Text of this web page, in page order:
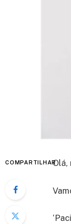
COMPARTILHAROlá,